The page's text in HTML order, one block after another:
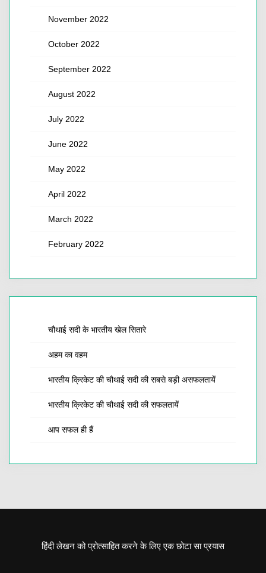
November 2022
October 2022
September 2022
August 2022
July 2022
June 2022
May 2022
April 2022
March 2022
February 2022
चौथाई सदी के भारतीय खेल सितारे
अहम का वहम
भारतीय क्रिकेट की चौथाई सदी की सबसे बड़ी असफलतायें
भारतीय क्रिकेट की चौथाई सदी की सफलतायें
आप सफल ही हैं
हिंदी लेखन को प्रोत्साहित करने के लिए एक छोटा सा प्रयास